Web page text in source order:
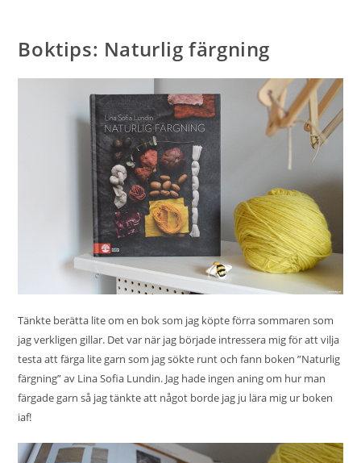
Boktips: Naturlig färgning
Tänkte berätta lite om en bok som jag köpte förra sommaren som
jag verkligen gillar. Det var när jag började intressera mig för att vilja
testa att färga lite garn som jag sökte runt och fann boken ”Naturlig
färgning” av Lina Sofia Lundin. Jag hade ingen aning om hur man
färgade garn så jag tänkte att något borde jag ju lära mig ur boken
iaf!